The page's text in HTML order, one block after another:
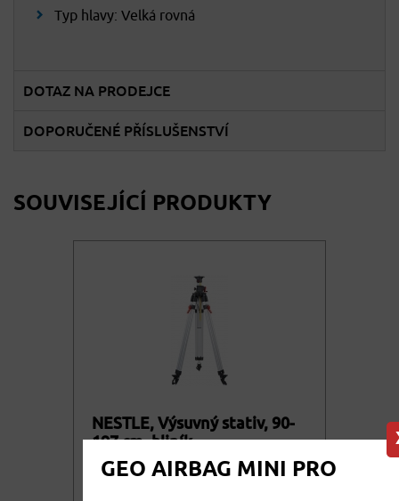
GEO AIRBAG MINI PRO
Typ hlavy: Velká rovná
DOTAZ NA PRODEJCE
DOPORUČENÉ PŘÍSLUŠENSTVÍ
SOUVISEJÍCÍ PRODUKTY
NESTLE, Výsuvný stativ, 90-
197 cm, hliník